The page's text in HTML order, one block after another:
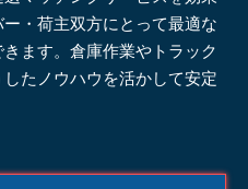
・荷主双方にとって最適な
ます。倉庫作業やトラック
たノウハウを活かして安定